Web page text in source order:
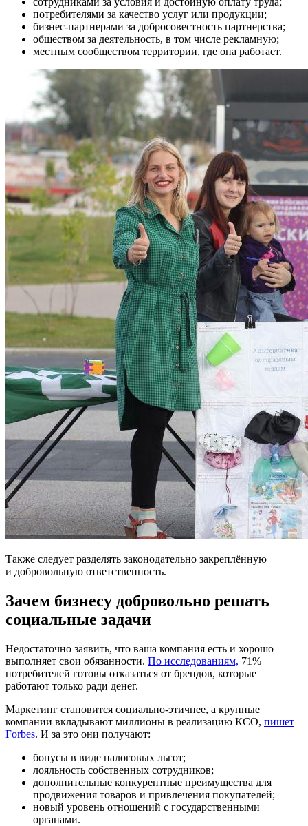
потребителями за качество услуг или продукции;
бизнес-партнерами за добросовестность партнерства;
обществом за деятельность, в том числе рекламную;
местным сообществом территории, где она работает.
Также следует разделять законодательно закреплённую
и добровольную ответственность.
Зачем бизнесу добровольно решать
социальные задачи
Недостаточно заявить, что ваша компания есть и хорошо
выполняет свои обязанности. По исследованиям, 71%
потребителей готовы отказаться от брендов, которые
работают только ради денег.
Маркетинг становится социально-этичнее, а крупные
компании вкладывают миллионы в реализацию КСО, пишет
Forbes. И за это они получают:
бонусы в виде налоговых льгот;
лояльность собственных сотрудников;
дополнительные конкурентные преимущества для
продвижения товаров и привлечения покупателей;
новый уровень отношений с государственными
органами.